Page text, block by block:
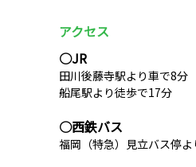
アクセス
○JR
田川後藤寺駅より車で8分
船尾駅より徒歩で17分
○西鉄バス
福岡（特急）見立バス停